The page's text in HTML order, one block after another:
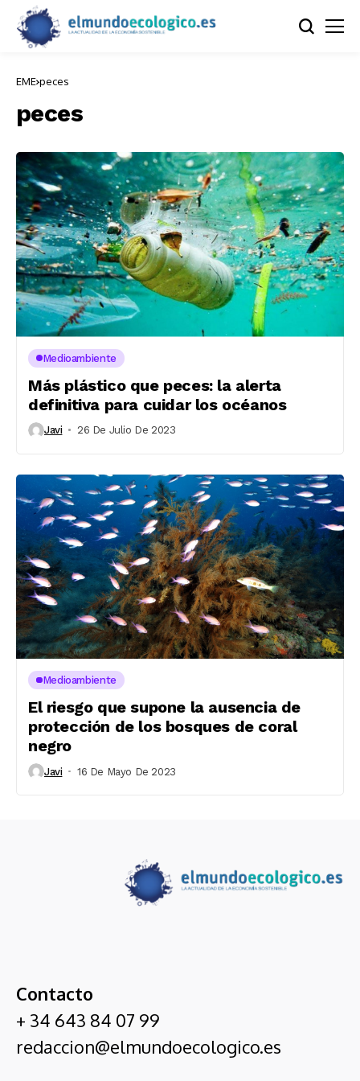
EME peces
peces
Medioambiente
Más plástico que peces: la alerta
definitiva para cuidar los océanos
Javi 26 De Julio De 2023
Medioambiente
El riesgo que supone la ausencia de
protección de los bosques de coral
negro
Javi 16 De Mayo De 2023
Contacto
+ 34 643 84 07 99
redaccion@elmundoecologico.es